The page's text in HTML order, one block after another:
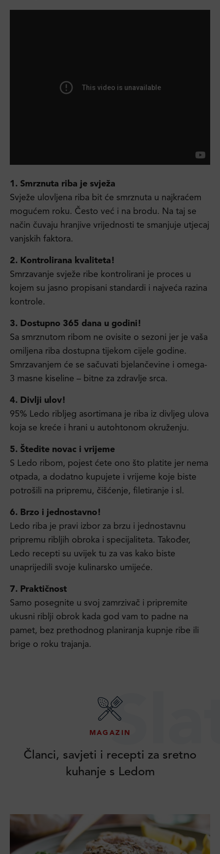
1. Smrznuta riba je svježa
Svježe ulovljena riba bit će smrznuta u najkraćem
mogućem roku. Često već i na brodu. Na taj se
način čuvaju hranjive vrijednosti te smanjuje utjecaj
vanjskih faktora.
2. Kontrolirana kvaliteta!
Smrzavanje svježe ribe kontrolirani je proces u
kojem su jasno propisani standardi i najveća razina
kontrole.
3. Dostupno 365 dana u godini!
Sa smrznutom ribom ne ovisite o sezoni jer je vaša
omiljena riba dostupna tijekom cijele godine.
Smrzavanjem će se sačuvati bjelančevine i omega-
3 masne kiseline – bitne za zdravlje srca.
4. Divlji ulov!
95% Ledo ribljeg asortimana je riba iz divljeg ulova
koja se kreće i hrani u autohtonom okruženju.
5. Štedite novac i vrijeme
S Ledo ribom, pojest ćete ono što platite jer nema
otpada, a dodatno kupujete i vrijeme koje biste
potrošili na pripremu, čišćenje, filetiranje i sl.
6. Brzo i jednostavno!
Ledo riba je pravi izbor za brzu i jednostavnu
pripremu ribljih obroka i specijaliteta. Također,
Ledo recepti su uvijek tu za vas kako biste
unaprijedili svoje kulinarsko umijeće.
7. Praktičnost
Samo posegnite u svoj zamrzivač i pripremite
ukusni riblji obrok kada god vam to padne na
pamet, bez prethodnog planiranja kupnje ribe ili
brige o roku trajanja.
MAGAZIN
Članci, savjeti i recepti za sretno
kuhanje s Ledom